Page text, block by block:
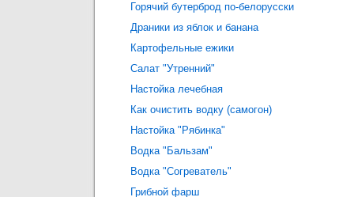
Горячий бутерброд по-белорусски
Драники из яблок и банана
Картофельные ежики
Салат "Утренний"
Настойка лечебная
Как очистить водку (самогон)
Настойка "Рябинка"
Водка "Бальзам"
Водка "Согреватель"
Грибной фарш